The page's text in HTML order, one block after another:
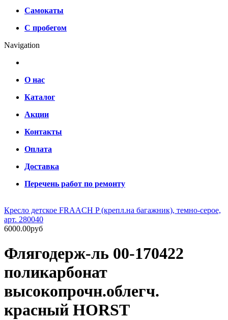
Самокаты
С пробегом
Navigation
О нас
Каталог
Акции
Контакты
Оплата
Доставка
Перечень работ по ремонту
Кресло детское FRAACH P (крепл.на багажник), темно-серое,
арт. 280040
6000.00руб
Флягодерж-ль 00-170422
поликарбонат
высокопрочн.облегч.
красный HORST